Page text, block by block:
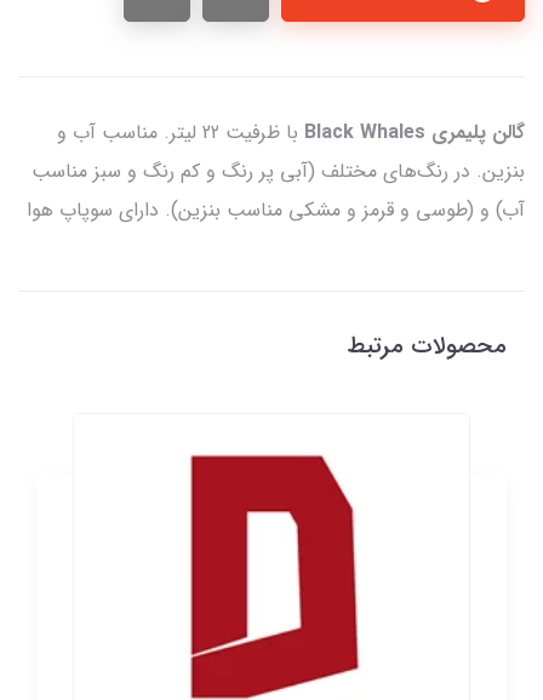
گالن پلیمری Black Whales
با ظرفیت 22 لیتر. مناسب آب و
بنزین. در رنگ‌های مختلف (آبی پر رنگ و کم رنگ و سبز مناسب
آب) و (طوسی و قرمز و مشکی مناسب بنزین). دارای سوپاپ هوا
محصولات مرتبط